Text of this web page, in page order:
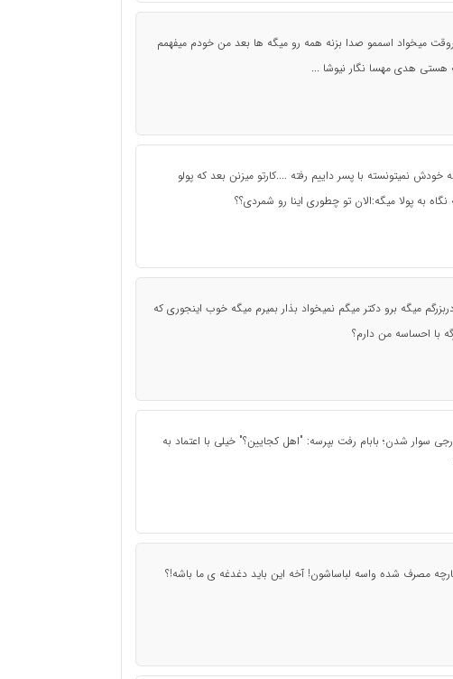
هروقت میخواد اسممو صدا بزنه همه رو میگه ها بعد من خودم میفهمم
هستی هدی مهسا نگار نیوشا ...
خودش نمیتونسته با پسر داییم رفته ....کارتو میزنن بعد که پولو
به پولا میگه:الان تو چطوری اینا رو شمردی؟؟
میگه برو دکتر میگم نمیخواد بذار بمیرم میگه خوب اینجوری که
با احساسه من دارم؟
سوار شدن؛ بابام رفت بپرسه: "اهل کجایین؟" خیلی با اعتماد به
مصرف شده واسه لباساشون! آخه این باید دغدغه ی ما باشه!؟